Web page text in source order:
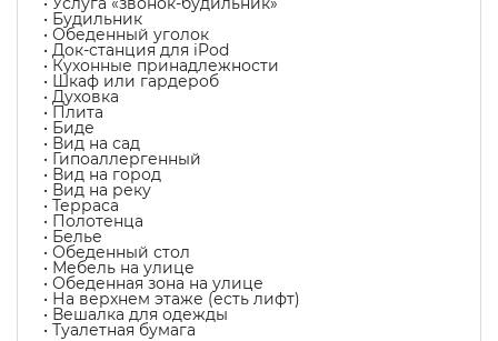
• Будильник
• Обеденный уголок
• Док-станция для iPod
• Кухонные принадлежности
• Шкаф или гардероб
• Духовка
• Плита
• Биде
• Вид на сад
• Гипоаллергенный
• Вид на город
• Вид на реку
• Терраса
• Полотенца
• Белье
• Обеденный стол
• Мебель на улице
• Обеденная зона на улице
• На верхнем этаже (есть лифт)
• Вешалка для одежды
• Туалетная бумага